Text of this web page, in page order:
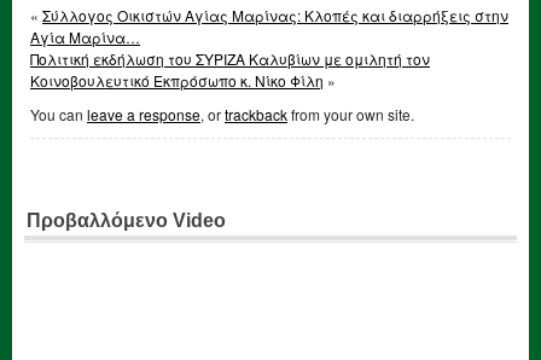
« Σύλλογος Οικιστών Αγίας Μαρίνας: Κλοπές και διαρρήξεις στην
Αγία Μαρίνα…
Πολιτική εκδήλωση του ΣΥΡΙΖΑ Καλυβίων με ομιλητή τον
Κοινοβουλευτικό Εκπρόσωπο κ. Νίκο Φίλη »
You can leave a response, ortrackbackfrom your own site.
Προβαλλόμενο Video